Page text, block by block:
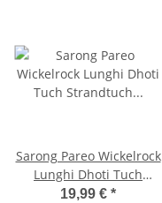
Sarong Pareo Wickelrock
Lunghi Dhoti Tuch
Strandtuch Keltisch
19,99 € *